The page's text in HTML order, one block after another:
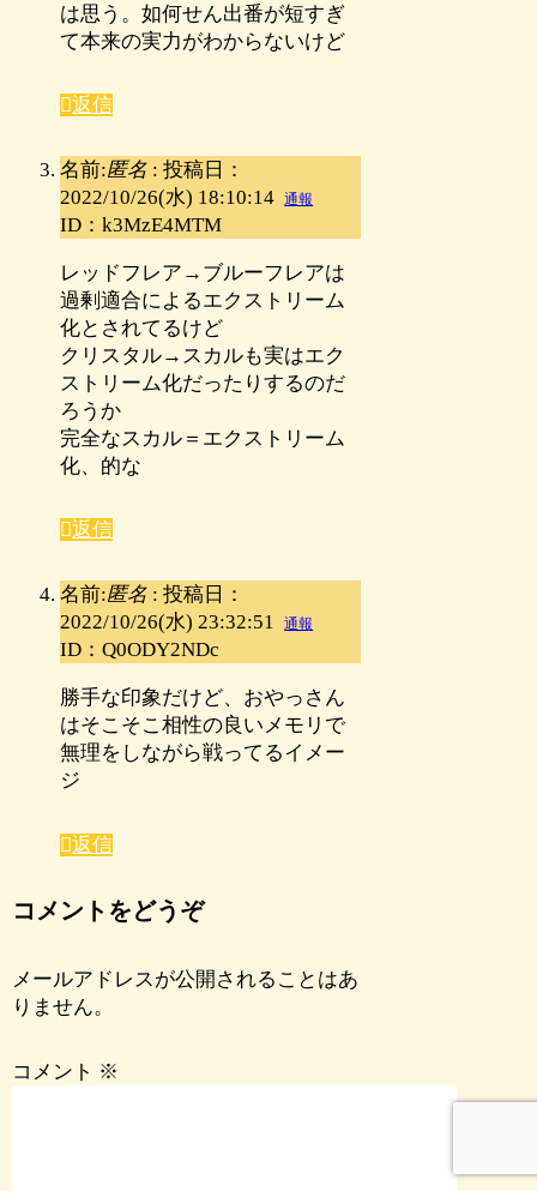
は思う。如何せん出番が短すぎ
て本来の実力がわからないけど
返信
名前:匿名 : 投稿日：
2022/10/26(水) 18:10:14 通報
ID：k3MzE4MTM
レッドフレア→ブルーフレアは
過剰適合によるエクストリーム
化とされてるけど
クリスタル→スカルも実はエク
ストリーム化だったりするのだ
ろうか
完全なスカル＝エクストリーム
化、的な
返信
名前:匿名 : 投稿日：
2022/10/26(水) 23:32:51
通報
ID：Q0ODY2NDc
勝手な印象だけど、おやっさん
はそこそこ相性の良いメモリで
無理をしながら戦ってるイメー
ジ
返信
コメントをどうぞ
メールアドレスが公開されることはあ
りません。
コメント ※